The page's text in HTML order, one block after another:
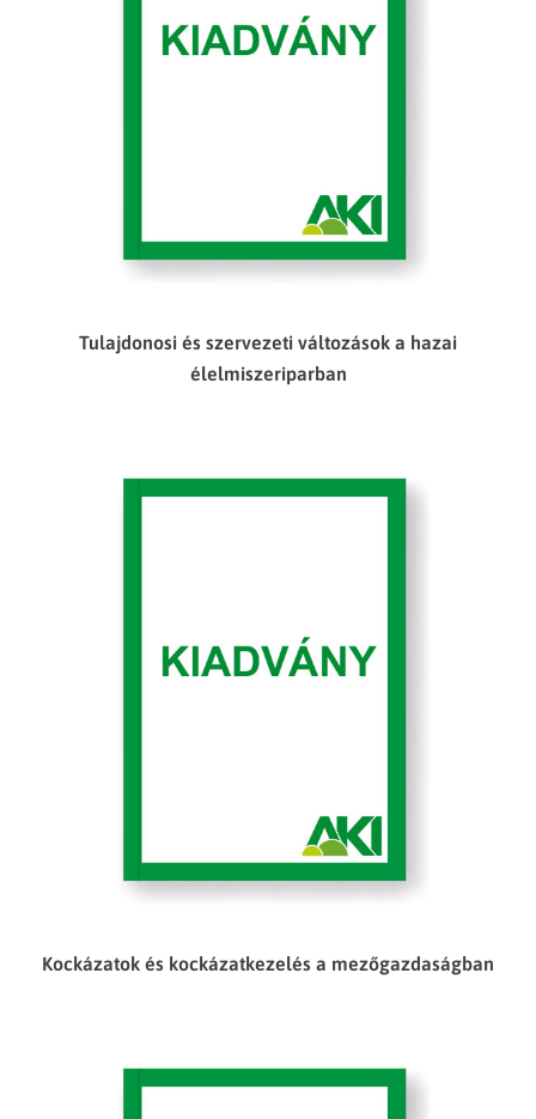
Tulajdonosi és szervezeti változások a hazai
élelmiszeriparban
Kockázatok és kockázatkezelés a mezőgazdaságban